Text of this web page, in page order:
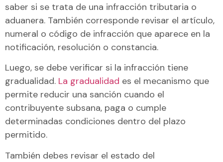
saber si se trata de una infracción tributaria o
aduanera. También corresponde revisar el artículo,
numeral o código de infracción que aparece en la
notificación, resolución o constancia.
Luego, se debe verificar si la infracción tiene
gradualidad. La gradualidad es el mecanismo que
permite reducir una sanción cuando el
contribuyente subsana, paga o cumple
determinadas condiciones dentro del plazo
permitido.
También debes revisar el estado del